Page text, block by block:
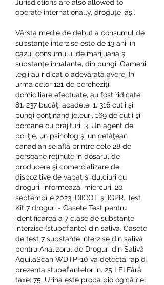
Jurisdictions are also allowed to
operate internationally, droguțe iași.
Vârsta medie de debut a consumul de
substanțe interzise este de 13 ani, în
cazul consumului de marijuana și
substanțe inhalante, din pungi. Oamenii
legii au ridicat o adevărată avere. În
urma celor 121 de percheziţii
domiciliare efectuate, au fost ridicate
81. 237 bucăţi acadele, 1. 316 cutii şi
pungi conţinând jeleuri, 169 de cutii şi
borcane cu prăjituri, 3. Un agent de
poliţie, un psiholog şi un cetăţean
canadian se află printre cele 28 de
persoane reţinute în dosarul de
producere şi comercializare de
dispozitive de vapat şi dulciuri cu
droguri, informează, miercuri, 20
septembrie 2023, DIICOT şi IGPR. Test
Kit 7 droguri - Casete Test pentru
identificarea a 7 clase de substanțe
interzise (stupefiante) din salivă. Casete
de test 7 substante interzise din salivă
pentru Analizorul de Droguri din Salivă
AquilaScan WDTP-10 va detecta rapid
prezenta stupefiantelor in. 25 LEI Fără
taxe: 75. Urina este proba biologică cel